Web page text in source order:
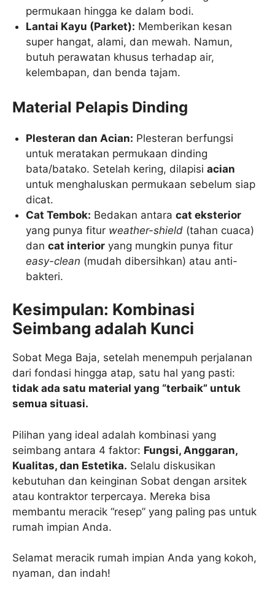
permukaan hingga ke dalam bodi.
Lantai Kayu (Parket): Memberikan kesan
super hangat, alami, dan mewah. Namun,
butuh perawatan khusus terhadap air,
kelembapan, dan benda tajam.
Material Pelapis Dinding
Plesteran dan Acian: Plesteran berfungsi
untuk meratakan permukaan dinding
bata/batako. Setelah kering, dilapisiacian
untuk menghaluskan permukaan sebelum siap
dicat.
Cat Tembok: Bedakan antaracat eksterior
yang punya fitur weather-shield (tahan cuaca)
dancat interior yang mungkin punya fitur
easy-clean (mudah dibersihkan) atau anti-
bakteri.
Kesimpulan: Kombinasi
Seimbang adalah Kunci
Sobat Mega Baja, setelah menempuh perjalanan
dari fondasi hingga atap, satu hal yang pasti:
tidak ada satu material yang “terbaik” untuk
semua situasi.
Pilihan yang ideal adalah kombinasi yang
seimbang antara 4 faktor: Fungsi, Anggaran,
Kualitas, dan Estetika. Selalu diskusikan
kebutuhan dan keinginan Sobat dengan arsitek
atau kontraktor terpercaya. Mereka bisa
membantu meracik “resep” yang paling pas untuk
rumah impian Anda.
Selamat meracik rumah impian Anda yang kokoh,
nyaman, dan indah!